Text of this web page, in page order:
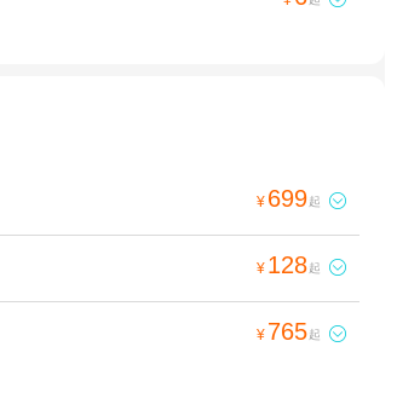
¥ 699起 
¥ 128起 
¥ 765起 